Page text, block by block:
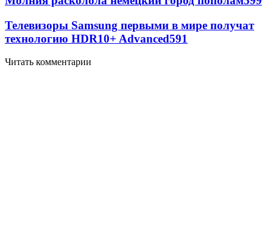
Телевизоры Samsung первыми в мире получат
технологию HDR10+ Advanced591
Читать комментарии